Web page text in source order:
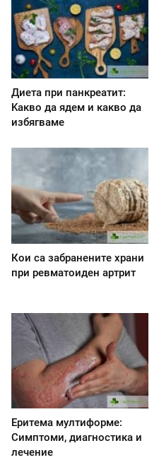
Диета при панкреатит:
Kакво да ядем и какво да
избягваме
Кои са забранените храни
при ревматоиден артрит
Еритема мултиформе:
Симптоми, диагностика и
лечение